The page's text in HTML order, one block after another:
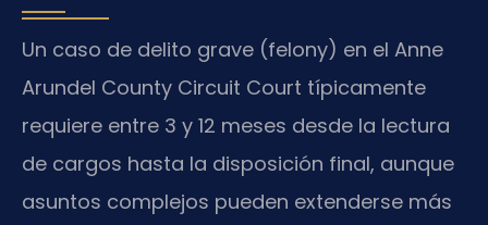
Un caso de delito grave (felony) en el Anne
Arundel County Circuit Court típicamente
requiere entre 3 y 12 meses desde la lectura
de cargos hasta la disposición final, aunque
asuntos complejos pueden extenderse más